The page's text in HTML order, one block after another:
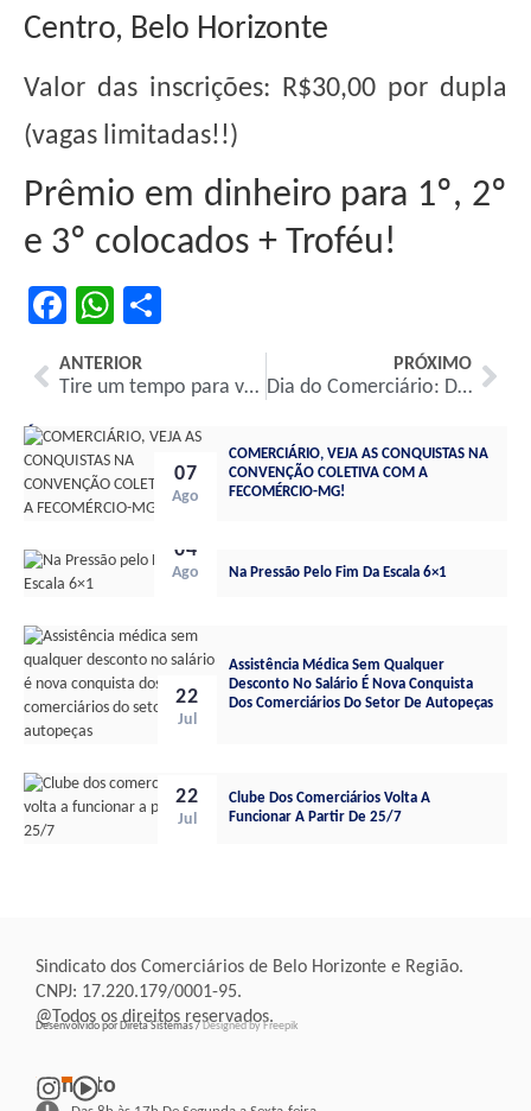
Centro, Belo Horizonte
Valor das inscrições: R$30,00 por dupla
(vagas limitadas!!)
Prêmio em dinheiro para 1º, 2º
e 3º colocados + Troféu!
Facebook
WhatsApp
ANTERIOR
Tire um tempo para você!
PRÓXIMO
Dia do Comerciário: Dia 6/11 no Clube dos Comerciários
Últimas notícias gerais:
07
Ago
COMERCIÁRIO, VEJA AS CONQUISTAS NA
CONVENÇÃO COLETIVA COM A
FECOMÉRCIO-MG!
04
Ago Na Pressão Pelo Fim Da Escala 6×1
22
Jul
Assistência Médica Sem Qualquer
Desconto No Salário É Nova Conquista
Dos Comerciários Do Setor De Autopeças
22
Jul
Clube Dos Comerciários Volta A
Funcionar A Partir De 25/7
Sindicato dos Comerciários de Belo Horizonte e Região.
CNPJ: 17.220.179/0001-95.
@Todos os direitos reservados.
Desenvolvido por Direta Sistemas /Designed by Freepik
Contato